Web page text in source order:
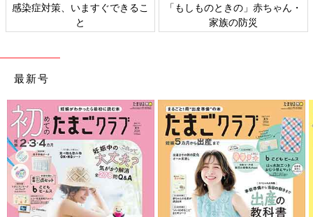
このような悪循環を生み出さないためにも、まずは活動時間の目
セルフねんねできる赤ちゃんはたくさんいる！
感染症対策、いますぐできるこ
と
「もしものときの」赤ちゃん・
家族の防災
最新号